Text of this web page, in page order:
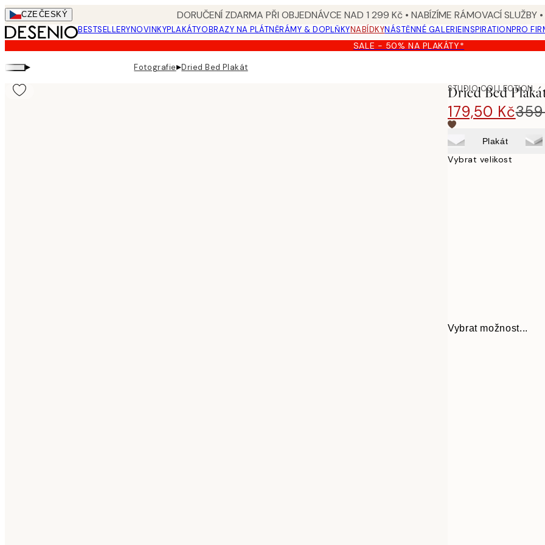
Skip
to
main
content.
CZEČESKÝ DORUČENÍ ZDARMA PŘI OBJEDNÁVCE NAD 1 299 Kč • NABÍZÍME RÁMOVACÍ SLUŽBY
BESTSELLERYNOVINKYPLAKÁTYOBRAZY NA PLÁTNĚRÁMY & DOPLŇKYNABÍDKYNÁSTĚNNÉ GALERIEINSPIRATIONPRO
SALE - 50% NA PLAKÁTY*
▸ Fotografie▸Dried Bed Plakát
STUDIO COLLECTION
Dried Bed
179,50 Kč
Plakát
Vybrat velikost
Vybrat možnost...